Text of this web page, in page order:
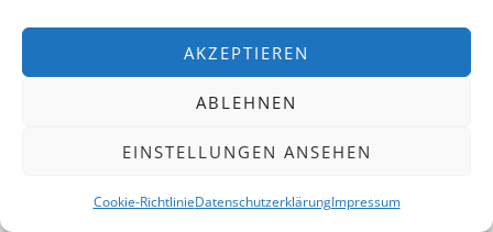
AKZEPTIEREN
ABLEHNEN
EINSTELLUNGEN ANSEHEN
Cookie-RichtlinieDatenschutzerklärungImpressum